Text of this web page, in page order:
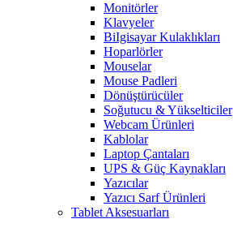
Monitörler
Klavyeler
BiIgisayar Kulaklıkları
Hoparlörler
Mouselar
Mouse Padleri
Dönüştürücüler
Soğutucu & Yükselticiler
Webcam Ürünleri
Kablolar
Laptop Çantaları
UPS & Güç Kaynakları
Yazıcılar
Yazıcı Sarf Ürünleri
Tablet Aksesuarları